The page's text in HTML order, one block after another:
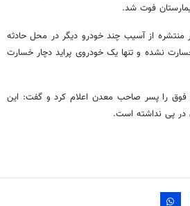
فوت شد.
از آسیب چند خودرو دیگر در محل حادثه
نشده و تنها یک خودروی پراید دچار خسارت
فوق را پسر صاحب معدن اعلام کرد و گفت: این
در پی نداشته است.